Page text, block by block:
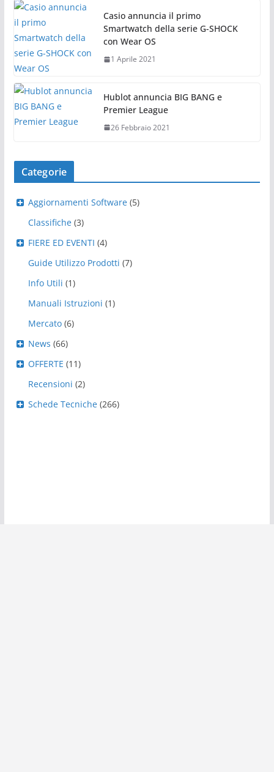
Casio annuncia il primo
Smartwatch della serie G-SHOCK
con Wear OS
1 Aprile 2021
Hublot annuncia BIG BANG e
Premier League
26 Febbraio 2021
Categorie
Aggiornamenti Software (5)
Classifiche (3)
FIERE ED EVENTI (4)
Guide Utilizzo Prodotti (7)
Info Utili (1)
Manuali Istruzioni (1)
Mercato (6)
News (66)
OFFERTE (11)
Recensioni (2)
Schede Tecniche (266)